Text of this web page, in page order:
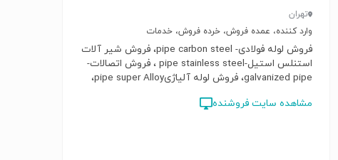
تهران
وارد کننده، عمده فروش، خرده فروش، خدمات
فروش لوله فولادی- pipe carbon steel، فروش شیر آلات
استنلس استیل-pipe stainless steel ، فروش اتصالات-
galvanized pipe، فروش لوله آلیاژیpipe super Alloy،
مشاهده سایت فروشنده